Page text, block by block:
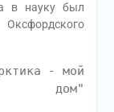
в науку был
- мой
дом"